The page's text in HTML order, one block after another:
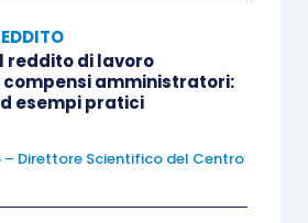
beneficiari del trasferimento),
(trattandosi di attribuzione
inserita in un
e non di atto di liberalità).
ciò comporta che
in capo ai
reddito di lavoro
amministratori:
esempi pratici
Direttore Scientifico del Centro